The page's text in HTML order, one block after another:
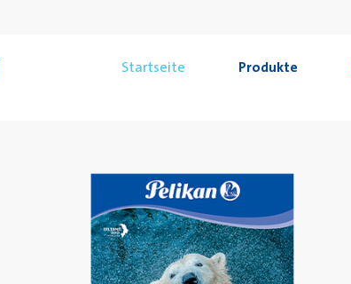
Startseite Produkte